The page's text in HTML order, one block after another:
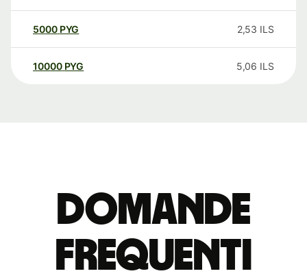
5000 PYG 2,53 ILS
10000 PYG 5,06 ILS
Domande
Frequenti